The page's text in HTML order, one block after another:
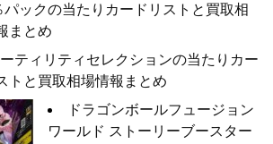
パックの当たりカードリストと買取相
まとめ
ティリティセレクションの当たりカー
トと買取相場情報まとめ
ドラゴンボールフュージョン
ワールド ストーリーブースター